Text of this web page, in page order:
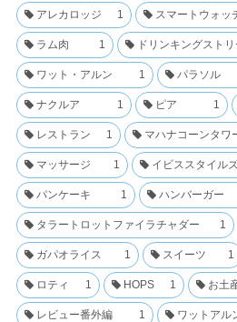
アレカロッジ 1 スマートウォッ
ラム肉 1 ドリンキングストリ
ワット・アルン 1 パラソル
ナクルア 1 ピア 1
レストラン 1 マハナコーンタワ
マッサージ 1 イビススタイル
パンケーキ 1 ハンバーガー
タラートロットファイラチャダー 1
ガパオライス 1 スイーツ 1
ロティ 1 HOPS 1 お土
レビュー番外編 1 ワットアル